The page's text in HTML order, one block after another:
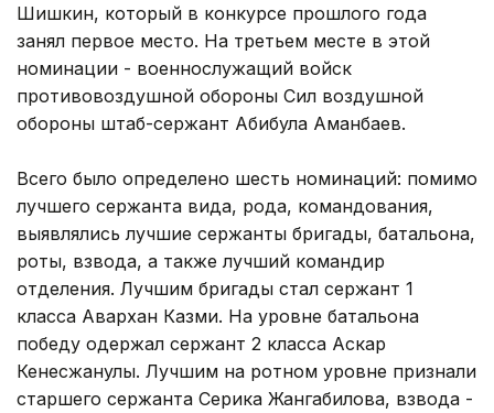
Шишкин, который в конкурсе прошлого года
занял первое место. На третьем месте в этой
номинации - военнослужащий войск
противовоздушной обороны Сил воздушной
обороны штаб-сержант Абибула Аманбаев.
Всего было определено шесть номинаций: помимо
лучшего сержанта вида, рода, командования,
выявлялись лучшие сержанты бригады, батальона,
роты, взвода, а также лучший командир
отделения. Лучшим бригады стал сержант 1
класса Авархан Казми. На уровне батальона
победу одержал сержант 2 класса Аскар
Кенесжанулы. Лучшим на ротном уровне признали
старшего сержанта Серика Жангабилова, взвода -